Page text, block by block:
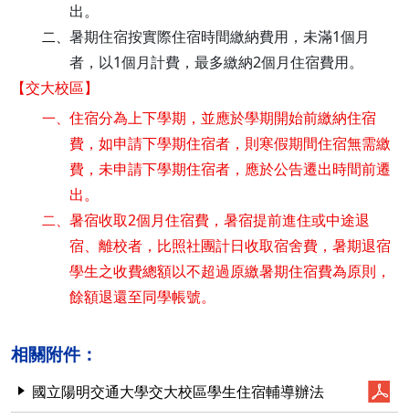
出。
二、 暑期住宿按實際住宿時間繳納費用，未滿1個月
者，以1個月計費，最多繳納2個月住宿費用。
【交大校區】
一、 住宿分為上下學期，並應於學期開始前繳納住宿
費，如申請下學期住宿者，則寒假期間住宿無需繳
費，未申請下學期住宿者，應於公告遷出時間前遷
出。
二、 暑宿收取2個月住宿費，暑宿提前進住或中途退
宿、離校者，比照社團計日收取宿舍費，暑期退宿
學生之收費總額以不超過原繳暑期住宿費為原則，
餘額退還至同學帳號。
相關附件：
國立陽明交通大學交大校區學生住宿輔導辦法